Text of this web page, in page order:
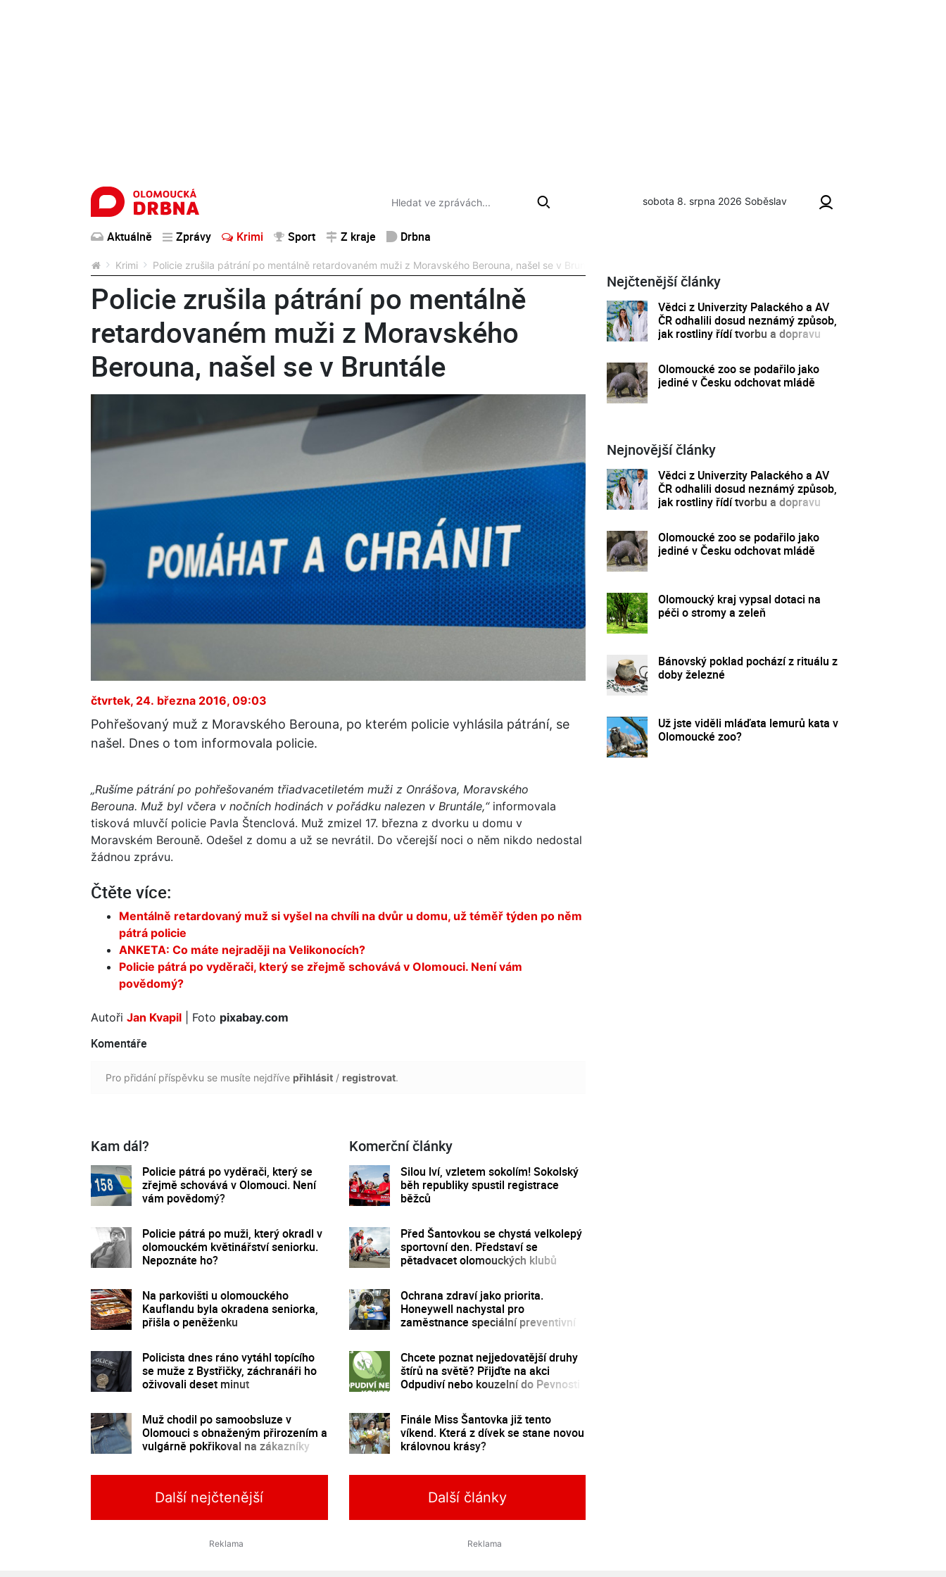
sobota 8. srpna 2026 Soběslav
Aktuálně Zprávy Krimi Sport Z kraje Drbna
Krimi Policie zrušila pátrání po mentálně retardovaném muži z Moravského Berouna, našel se v Bruntále
Policie zrušila pátrání po mentálně
retardovaném muži z Moravského
Berouna, našel se v Bruntále
čtvrtek, 24. března 2016, 09:03
Pohřešovaný muž z Moravského Berouna, po kterém policie vyhlásila pátrání, se
našel. Dnes o tom informovala policie.
„Rušíme pátrání po pohřešovaném třiadvacetiletém muži z Onrášova, Moravského
Berouna. Muž byl včera v nočních hodinách v pořádku nalezen v Bruntále,“informovala
tisková mluvčí policie Pavla Štenclová. Muž zmizel 17. března z dvorku u domu v
Moravském Berouně. Odešel z domu a už se nevrátil. Do včerejší noci o něm nikdo nedostal
žádnou zprávu.
Čtěte více:
Mentálně retardovaný muž si vyšel na chvíli na dvůr u domu, už téměř týden po něm
pátrá policie
ANKETA: Co máte nejraději na Velikonocích?
Policie pátrá po vyděrači, který se zřejmě schovává v Olomouci. Není vám
povědomý?
Autoři Jan Kvapil | Foto pixabay.com
Komentáře
Pro přidání příspěvku se musíte nejdříve přihlásit / registrovat.
Kam dál?
Policie pátrá po vyděrači, který se
zřejmě schovává v Olomouci. Není
vám povědomý?
Policie pátrá po muži, který okradl v
olomouckém květinářství seniorku.
Nepoznáte ho?
Na parkovišti u olomouckého
Kauflandu byla okradena seniorka,
přišla o peněženku
Policista dnes ráno vytáhl topícího
se muže z Bystřičky, záchranáři ho
oživovali deset minut
Muž chodil po samoobsluze v
Olomouci s obnaženým přirozením a
vulgárně pokřikoval na zákazníky
Komerční články
Silou lví, vzletem sokolím! Sokolský
běh republiky spustil registrace
běžců
Před Šantovkou se chystá velkolepý
sportovní den. Představí se
pětadvacet olomouckých klubů
Ochrana zdraví jako priorita.
Honeywell nachystal pro
zaměstnance speciální preventivní
Chcete poznat nejjedovatější druhy
štírů na světě? Přijďte na akci
Odpudiví nebo kouzelní do Pevnosti
Finále Miss Šantovka již tento
víkend. Která z dívek se stane novou
královnou krásy?
Další nejčtenější Další články
Nejčtenější články
Vědci z Univerzity Palackého a AV
ČR odhalili dosud neznámý způsob,
jak rostliny řídí tvorbu a dopravu
Olomoucké zoo se podařilo jako
jediné v Česku odchovat mládě
Nejnovější články
Vědci z Univerzity Palackého a AV
ČR odhalili dosud neznámý způsob,
jak rostliny řídí tvorbu a dopravu
Olomoucké zoo se podařilo jako
jediné v Česku odchovat mládě
Olomoucký kraj vypsal dotaci na
péči o stromy a zeleň
Bánovský poklad pochází z rituálu z
doby železné
Už jste viděli mláďata lemurů kata v
Olomoucké zoo?